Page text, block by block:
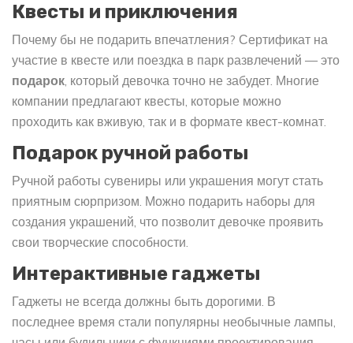
Квесты и приключения
Почему бы не подарить впечатления? Сертификат на
участие в квесте или поездка в парк развлечений — это
подарок, который девочка точно не забудет. Многие
компании предлагают квесты, которые можно
проходить как вживую, так и в формате квест-комнат.
Подарок ручной работы
Ручной работы сувениры или украшения могут стать
приятным сюрпризом. Можно подарить наборы для
создания украшений, что позволит девочке проявить
свои творческие способности.
Интерактивные гаджеты
Гаджеты не всегда должны быть дорогими. В
последнее время стали популярны необычные лампы,